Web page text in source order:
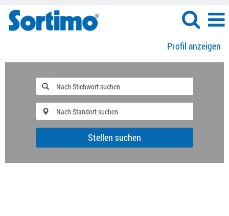
Profil anzeigen
Stellen suchen